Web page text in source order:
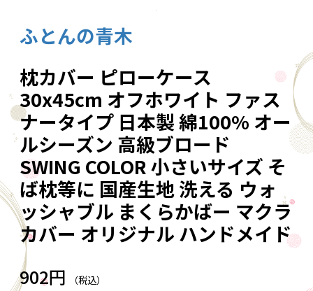
ふとんの青木
枕カバー ピローケース
30x45cm オフホワイト ファス
ナータイプ 日本製 綿100% オー
ルシーズン 高級ブロード
SWING COLOR 小さいサイズ そ
ば枕等に 国産生地 洗える ウォ
ッシャブル まくらかばー マクラ
カバー オリジナル ハンドメイド
902円 （税込）